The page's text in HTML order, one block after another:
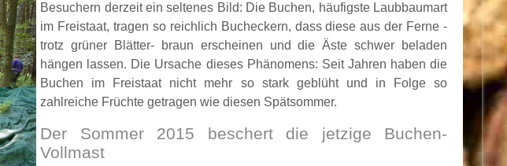
Besuchern derzeit ein seltenes Bild: Die Buchen, häufigste Laubbaumart
im Freistaat, tragen so reichlich Bucheckern, dass diese aus der Ferne -
trotz grüner Blätter- braun erscheinen und die Äste schwer beladen
hängen lassen. Die Ursache dieses Phänomens: Seit Jahren haben die
Buchen im Freistaat nicht mehr so stark geblüht und in Folge so
zahlreiche Früchte getragen wie diesen Spätsommer.
Der Sommer 2015 beschert die jetzige Buchen-
Vollmast